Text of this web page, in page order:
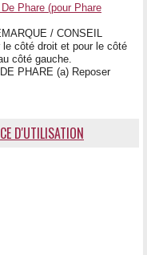
Phare (pour Phare
/ CONSEIL
côté droit et pour le côté
côté gauche.
PHARE (a) Reposer
D'UTILISATION